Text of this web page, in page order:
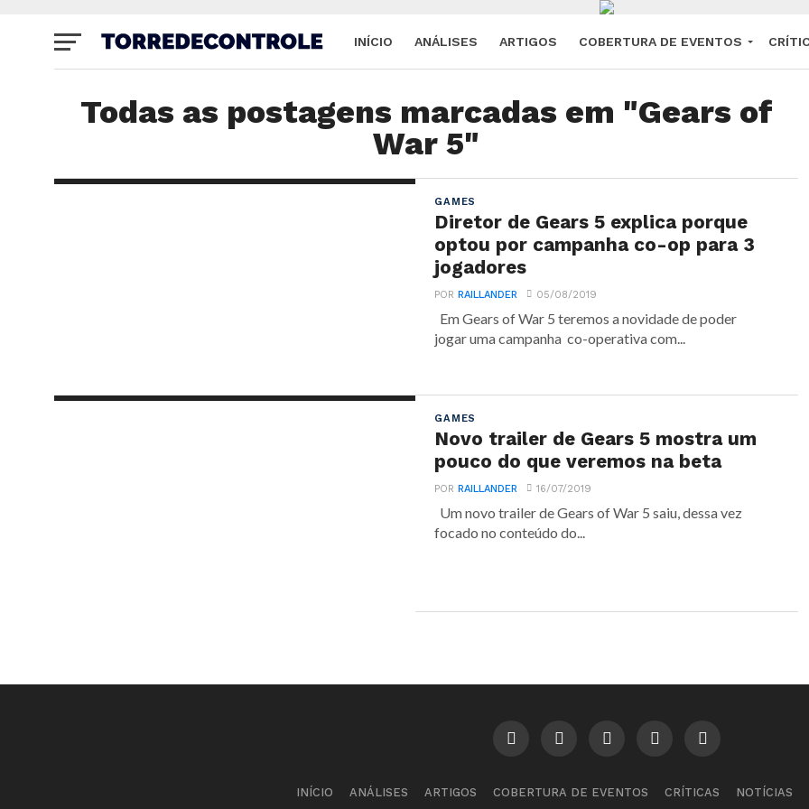
INÍCIO ANÁLISES ARTIGOS COBERTURA DE EVENTOS
Todas as postagens marcadas em "Gears of
War 5"
GAMES
Diretor de Gears 5 explica porque
optou por campanha co-op para 3
jogadores
PORRAILLANDER 05/08/2019
Em Gears of War 5 teremos a novidade de poder
jogar uma campanha co-operativa com...
GAMES
Novo trailer de Gears 5 mostra um
pouco do que veremos na beta
PORRAILLANDER 16/07/2019
Um novo trailer de Gears of War 5 saiu, dessa vez
focado no conteúdo do...
INÍCIO ANÁLISES ARTIGOS COBERTURA DE EVENTOS CRÍTICAS NOTÍCIAS